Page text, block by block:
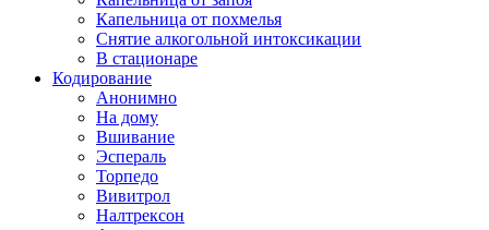
Капельница от похмелья
Снятие алкогольной интоксикации
В стационаре
Кодирование
Анонимно
На дому
Вшивание
Эспераль
Торпедо
Вивитрол
Налтрексон